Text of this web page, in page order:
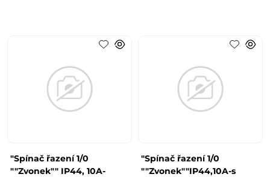
"Spínač řazení 1/0
""Zvonek"" IP44, 10A-
"Spínač řazení 1/0
""Zvonek""IP44,10A-s